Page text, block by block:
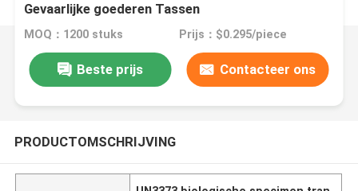
Gevaarlijke goederen Tassen
MOQ：1200 stuks Prijs：$0.295/piece
Beste prijs Contacteer ons
PRODUCTOMSCHRIJVING